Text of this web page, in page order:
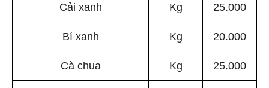
Cải xanh Kg 25.000
Bí xanh Kg 20.000
Cà chua Kg 25.000